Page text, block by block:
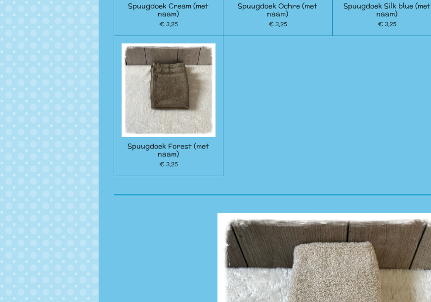
Spuugdoek Cream (met
naam)
€ 3,25
Spuugdoek Ochre (met
naam)
€ 3,25
Spuugdoek Silk blue (met
naam)
€ 3,25
Spuugdoek Forest (met
naam)
€ 3,25